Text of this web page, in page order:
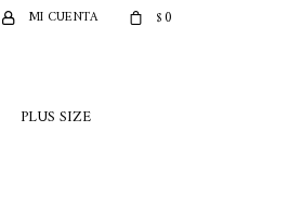
PLUS SIZE
$0